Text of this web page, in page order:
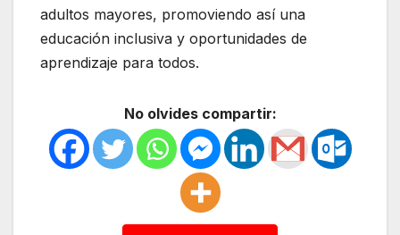
adultos mayores, promoviendo así una
educación inclusiva y oportunidades de
aprendizaje para todos.
No olvides compartir: